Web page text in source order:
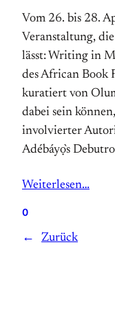
Vom 26. bis 28.
Veranstaltung,
lässt: Writing in
des African Book
kuratiert von
dabei sein
involvierter
Adébáyọ̀s
Weiterlesen…
0
← Zurück